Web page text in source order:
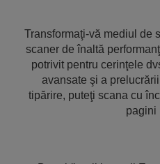
Transformaţi-vă mediul de
scaner de înaltă
potrivit pentru cerinţele
avansate şi a
tipărire, puteţi scana cu
pagini